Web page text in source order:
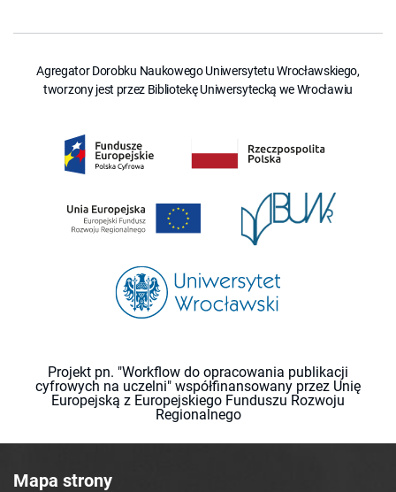
Agregator Dorobku Naukowego Uniwersytetu Wrocławskiego,
tworzony jest przez Bibliotekę Uniwersytecką we Wrocławiu
Projekt pn. "Workflow do opracowania publikacji
cyfrowych na uczelni" współfinansowany przez Unię
Europejską z Europejskiego Funduszu Rozwoju
Regionalnego
Mapa strony